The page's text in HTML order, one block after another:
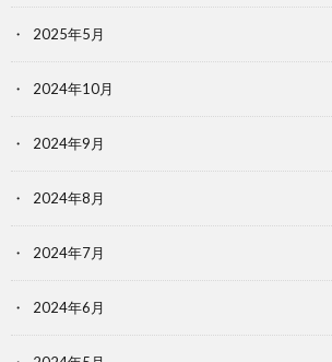
2025年5月
2024年10月
2024年9月
2024年8月
2024年7月
2024年6月